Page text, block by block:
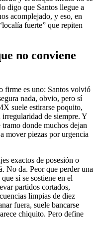
digo que Santos llegue a
acomplejado, y eso, en
fuerte” que repiten
no conviene
firme es uno: Santos volvió
nada, obvio, pero sí
suele estirarse poquito,
irregularidad de siempre. Y
tramo donde muchos dejan
mover piezas por urgencia
exactos de posesión o
No da. Peor que perder una
sí se sostiene en el
partidos cortados,
limpias de diez
fuera, suele bancarse
chiquito. Pero define